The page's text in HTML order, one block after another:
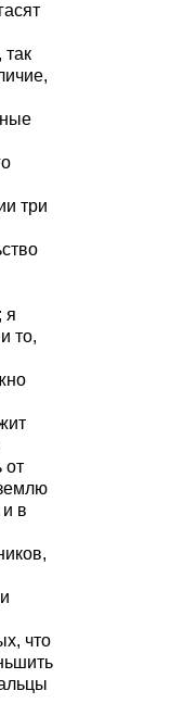
три
я
то,
от
в
что